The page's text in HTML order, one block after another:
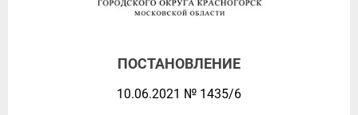
ПОСТАНОВЛЕНИЕ
10.06.2021 № 1435/6